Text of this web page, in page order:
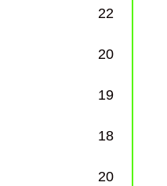
22
20
19
18
20